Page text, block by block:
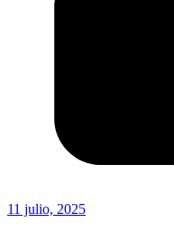
11 julio, 2025